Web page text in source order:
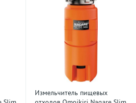
Измельчитель пищевых